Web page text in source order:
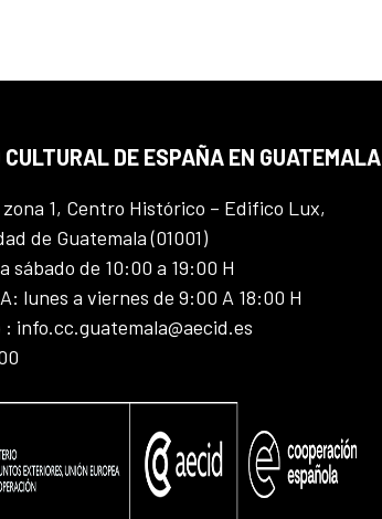
CULTURAL DE ESPAÑA EN GUATEMALA
1, Centro Histórico – Edifico Lux,
de Guatemala (01001)
sábado de 10:00 a 19:00 H
lunes a viernes de 9:00 A 18:00 H
info.cc.guatemala@aecid.es